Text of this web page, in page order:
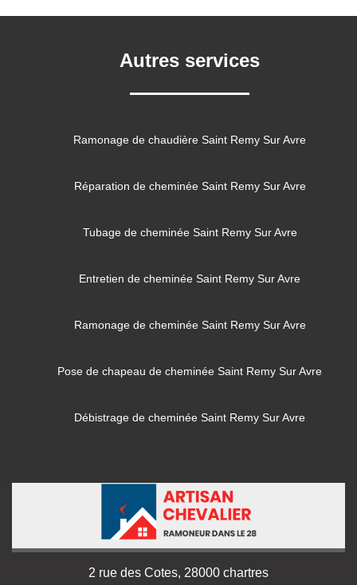
Autres services
Ramonage de chaudière Saint Remy Sur Avre
Réparation de cheminée Saint Remy Sur Avre
Tubage de cheminée Saint Remy Sur Avre
Entretien de cheminée Saint Remy Sur Avre
Ramonage de cheminée Saint Remy Sur Avre
Pose de chapeau de cheminée Saint Remy Sur Avre
Débistrage de cheminée Saint Remy Sur Avre
2 rue des Cotes, 28000 chartres